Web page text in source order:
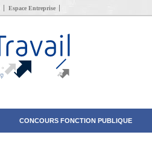
Espace Entreprise
CONCOURS FONCTION PUBLIQUE